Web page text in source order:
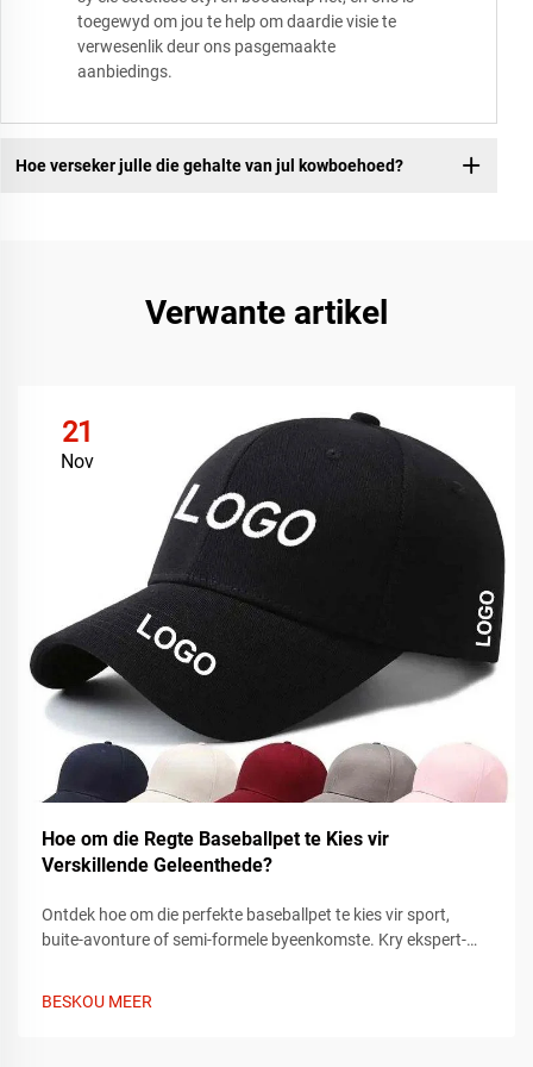
toegewyd om jou te help om daardie visie te
verwesenlik deur ons pasgemaakte
aanbiedings.
Hoe verseker julle die gehalte van jul kowboehoed?
Verwante artikel
21
Nov
Hoe om die Regte Baseballpet te Kies vir
Verskillende Geleenthede?
Ontdek hoe om die perfekte baseballpet te kies vir sport,
buite-avonture of semi-formele byeenkomste. Kry ekspert-
BESKOU MEER